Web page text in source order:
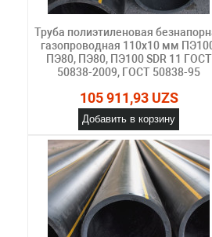
Труба полиэтиленовая
газопроводная 110х10 мм
ПЭ80, ПЭ80, ПЭ100 SDR 11 ГОСТ
50838-2009, ГОСТ 50838-95
105 911,93 UZS
Добавить в корзину